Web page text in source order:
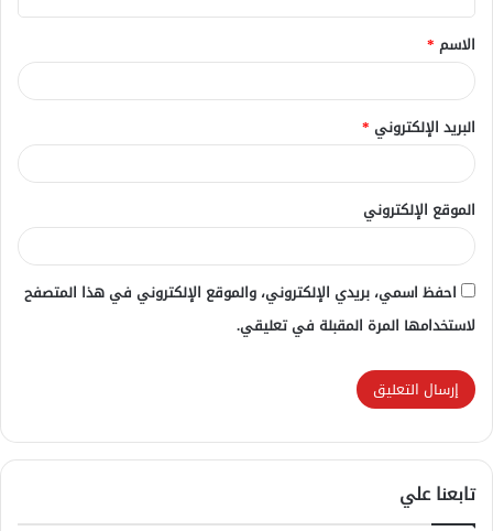
ق
*
الاسم *
البريد الإلكتروني *
الموقع الإلكتروني
احفظ اسمي، بريدي الإلكتروني، والموقع الإلكتروني في هذا المتصفح
لاستخدامها المرة المقبلة في تعليقي.
تابعنا علي